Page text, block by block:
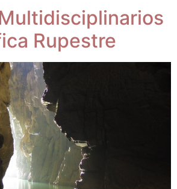
Rupestre